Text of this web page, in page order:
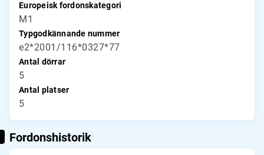
Europeisk fordonskategori
M1
Typgodkännande nummer
e2*2001/116*0327*77
Antal dörrar
5
Antal platser
5
Fordonshistorik